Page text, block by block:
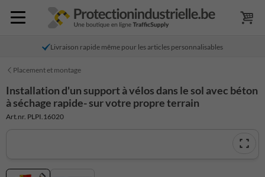
Livraison rapide même pour les articles personnalisables
Placement et montage
Installation d'un support à vélos dans le sol avec béton
à séchage rapide- sur votre propre terrain
Art.nr. PLPI.16020